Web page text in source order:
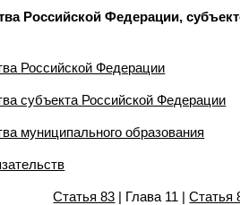
Российской Федерации,
Российской Федерации
субъекта Российской Федерации
муниципального образования
Статья 83 | Глава 11 |Статья